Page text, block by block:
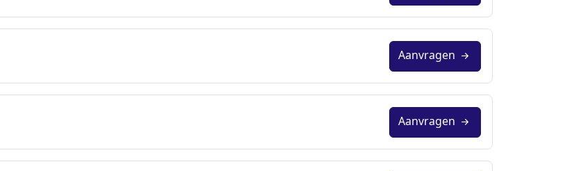
Aanvragen
Aanvragen